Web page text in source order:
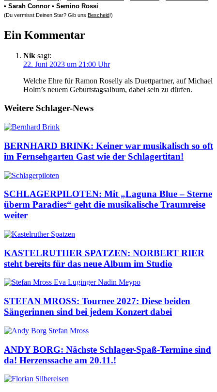
• Sarah Connor • Semino Rossi
(Du vermisst Deinen Star? Gib uns Bescheid!)
Ein Kommentar
Nik sagt:
22. Juni 2023 um 21:00 Uhr
Welche Ehre für Ramon Roselly als Duettpartner, auf Michael
Holm’s neuem Geburtstagsalbum, dabei sein zu dürfen.
Weitere Schlager-News
BERNHARD BRINK: Keiner war musikalisch so oft
im Fernsehgarten Gast wie der Schlagertitan!
SCHLAGERPILOTEN: Mit „Laguna Blue – Sterne
überm Paradies“ geht die musikalische Traumreise
weiter
KASTELRUTHER SPATZEN: NORBERT RIER
steht bereits für das neue Album im Studio
STEFAN MROSS: Tournee 2027: Diese beiden
Sängerinnen sind bei jedem Konzert dabei
ANDY BORG: Nächste Schlager-Spaß-Termine sind
da! Herzenssache am 20.11.!